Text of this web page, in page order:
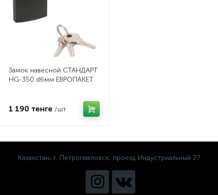
Замок навесной СТАНДАРТ
HG-350 d6мм ЕВРОПАКЕТ
1 190 тенге /шт
Казахстан, г. Петропавловск, проезд Индустриальный 27